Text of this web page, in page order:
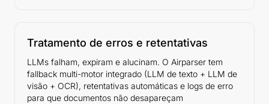
Tratamento de erros e retentativas
LLMs falham, expiram e alucinam. O Airparser tem
fallback multi-motor integrado (LLM de texto + LLM de
visão + OCR), retentativas automáticas e logs de erro
para que documentos não desapareçam